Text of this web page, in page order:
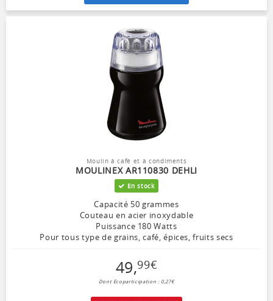
Moulin à café et à condiments
MOULINEX AR110830 DEHLI
En stock
Capacité 50 grammes
Couteau en acier inoxydable
Puissance 180 Watts
Pour tous type de grains, café, épices, fruits secs
49,99€
Dont Ecoparticipation : 0,27€